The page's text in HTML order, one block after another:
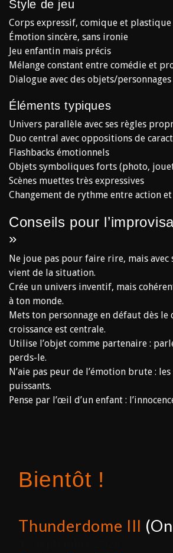
Style de jeu
Corps expressif, comique et plastique
Émotion sincère, sans ironie
Jeu enfantin mais précis
Mélange constant entre comédie et
Dialogue avec des objets/
Éléments typiques
Univers parallèle avec ses règles
Duo central avec oppositions de
Flashbacks émotionnels
Objets symboliques forts (photo,
Scènes muettes très expressives
Changement de rythme entre action
Conseils pour
»
Ne joue pas pour faire rire, mais
vient de la situation.
Crée un univers inventif, mais
à ton monde.
Mets ton personnage en défaut dès le
croissance est centrale.
Utilise l’objet comme partenaire :
perds-le.
N’aie pas peur de l’émotion brute :
puissants.
Pense par l’œil d’un enfant :
Bientôt !
Thunderdome III